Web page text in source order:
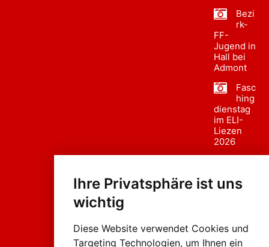
Ihre Privatsphäre ist uns
wichtig
Diese Website verwendet Cookies und
Targeting Technologien, um Ihnen ein
Bezi
rk-
FF-
Jugend in
Hall bei
Admont
Fasc
hing
dienstag
im ELI-
Liezen
2026
sumzug
Liezen